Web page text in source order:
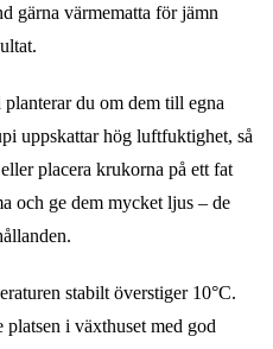
gärna värmematta för jämn
du om dem till egna
uppskattar hög luftfuktighet, så
placera krukorna på ett fat
och ge dem mycket ljus – de
stabilt överstiger 10°C.
i växthuset med god